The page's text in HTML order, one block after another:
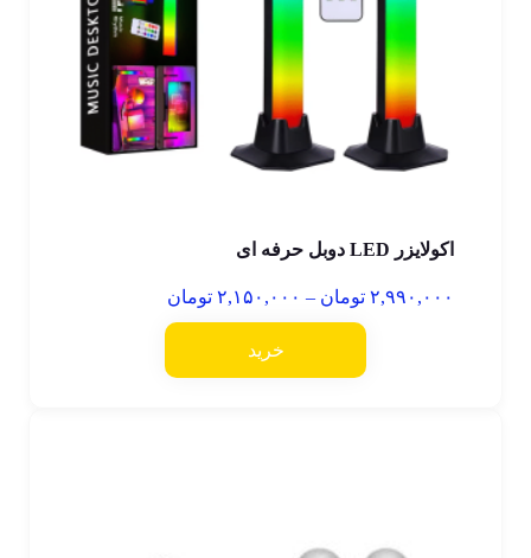
اکولایزر LED دوبل حرفه ای
۲,۹۹۰,۰۰۰ تومان – ۲,۱۵۰,۰۰۰ تومان
خرید